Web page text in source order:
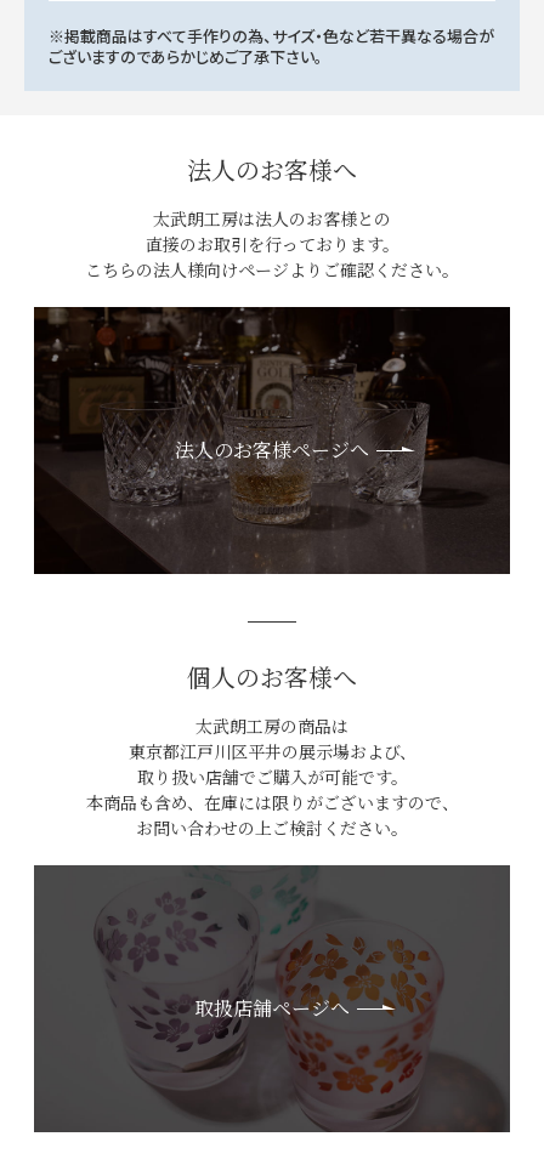
※掲載商品はすべて手作りの為、サイズ・色など若干異なる場合が
ございますのであらかじめご了承下さい。
法人のお客様へ
太武朗工房は法人のお客様との
直接のお取引を行っております。
こちらの法人様向けページよりご確認ください。
法人のお客様ページへ
個人のお客様へ
太武朗工房の商品は
東京都江戸川区平井の展示場および、
取り扱い店舗でご購入が可能です。
本商品も含め、在庫には限りがございますので、
お問い合わせの上ご検討ください。
取扱店舗ページへ